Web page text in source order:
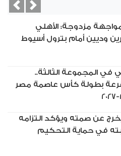
مزدوجة: الأهلي
وديين أمام بترول أسيوط
في المجموعة الثالثة..
قرعة بطولة كأس عاصمة مصر
عن صمته ويؤكد التزامه
في حماية التحكيم
Next